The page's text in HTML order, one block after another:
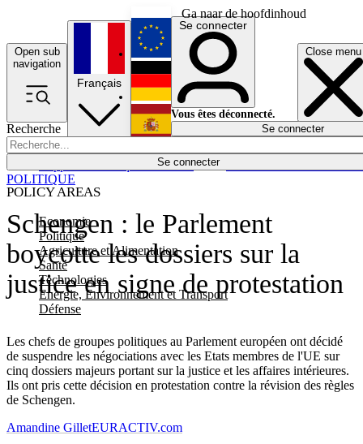
Ga naar de hoofdinhoud
Open sub
navigation
Close menu
Recherche
Se connecter
POLICY AREAS
Economie
Politique
Agriculture et Alimentation
Santé
Technologies
Energie, Environnement et Transport
Défense
Économie
Français
English
Deutsch
Español
Se connecter
Vous êtes déconnecté.
Se connecter
Schengen : le Parlement
boycotte les dossiers sur la
justice en signe de protestation
Les chefs de groupes politiques au Parlement européen ont décidé
de suspendre les négociations avec les Etats membres de l'UE sur
cinq dossiers majeurs portant sur la justice et les affaires intérieures.
Ils ont pris cette décision en protestation contre la révision des règles
de Schengen.
POLITIQUE
Amandine GilletEURACTIV.com